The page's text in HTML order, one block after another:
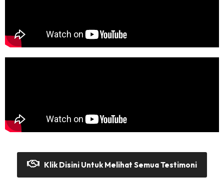
Klik Disini Untuk Melihat Semua Testimoni